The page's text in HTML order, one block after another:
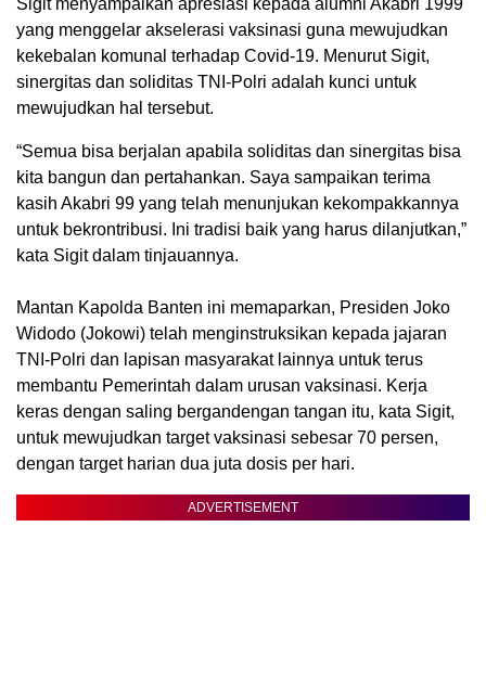
yang menggelar akselerasi vaksinasi guna mewujudkan
kekebalan komunal terhadap Covid-19. Menurut Sigit,
sinergitas dan soliditas TNI-Polri adalah kunci untuk
mewujudkan hal tersebut.
“Semua bisa berjalan apabila soliditas dan sinergitas bisa
kita bangun dan pertahankan. Saya sampaikan terima
kasih Akabri 99 yang telah menunjukan kekompakkannya
untuk bekrontribusi. Ini tradisi baik yang harus dilanjutkan,”
kata Sigit dalam tinjauannya.
Mantan Kapolda Banten ini memaparkan, Presiden Joko
Widodo (Jokowi) telah menginstruksikan kepada jajaran
TNI-Polri dan lapisan masyarakat lainnya untuk terus
membantu Pemerintah dalam urusan vaksinasi. Kerja
keras dengan saling bergandengan tangan itu, kata Sigit,
untuk mewujudkan target vaksinasi sebesar 70 persen,
dengan target harian dua juta dosis per hari.
ADVERTISEMENT